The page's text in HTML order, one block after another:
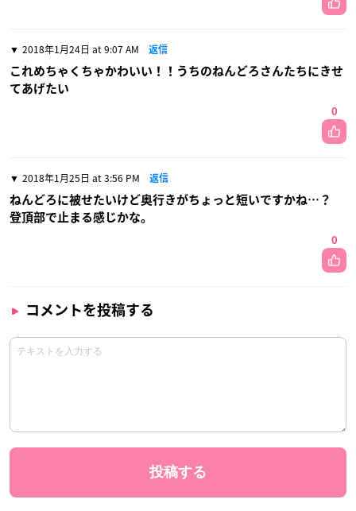
2018年1月24日 at 9:07 AM 返信
これめちゃくちゃかわいい！！うちのねんどろさんたちにきせ
てあげたい
0
2018年1月25日 at 3:56 PM 返信
ねんどろに被せたいけど奥行きがちょっと短いですかね…？
登頂部で止まる感じかな。
0
コメントを投稿する